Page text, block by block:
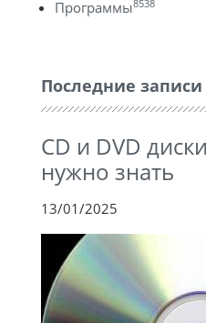
Программы8538
Последние записи
CD и DVD
нужно знать
13/01/2025